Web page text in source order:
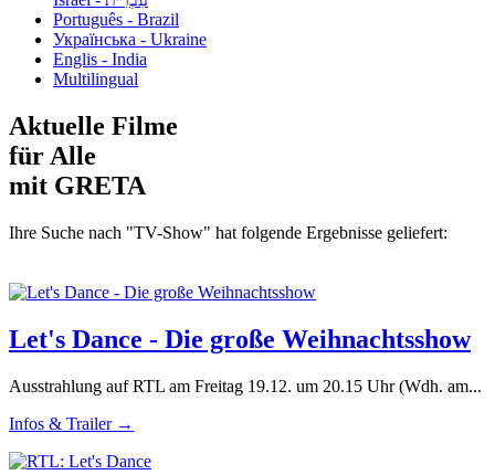
Português - Brazil
Українська - Ukraine
Englis - India
Multilingual
Aktuelle Filme
für Alle
mit GRETA
Ihre Suche nach "TV-Show" hat folgende Ergebnisse geliefert:
Let's Dance - Die große Weihnachtsshow
Ausstrahlung auf RTL am Freitag 19.12. um 20.15 Uhr (Wdh. am...
Infos & Trailer →